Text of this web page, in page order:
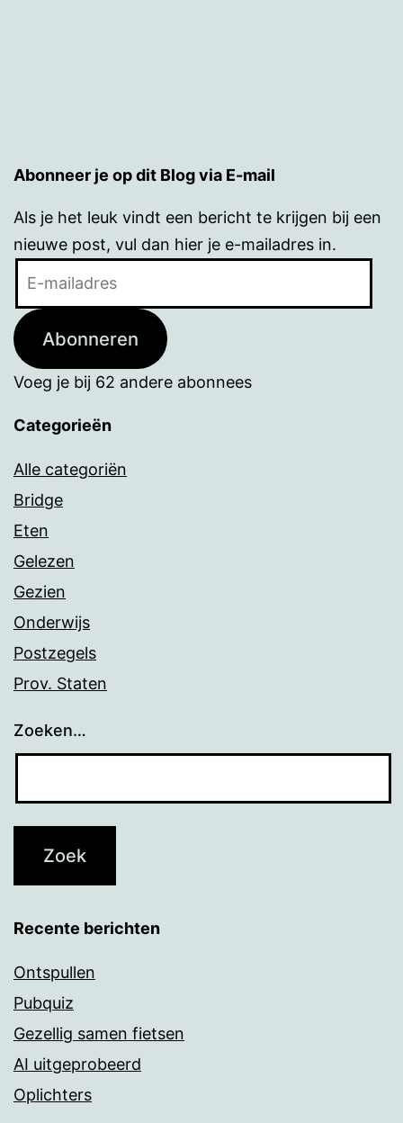
Abonneer je op dit Blog via E-mail
Als je het leuk vindt een bericht te krijgen bij een
nieuwe post, vul dan hier je e-mailadres in.
Abonneren
Voeg je bij 62 andere abonnees
Categorieën
Alle categoriën
Bridge
Eten
Gelezen
Gezien
Onderwijs
Postzegels
Prov. Staten
Zoeken…
Recente berichten
Ontspullen
Pubquiz
Gezellig samen fietsen
AI uitgeprobeerd
Oplichters